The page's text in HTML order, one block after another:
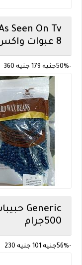
Seen On Tv
8 عبوات واكس + عبوة مناديل
-50% جنيه 179 جنيه 360
Generic
500جرام
-56% جنيه 101 جنيه 230